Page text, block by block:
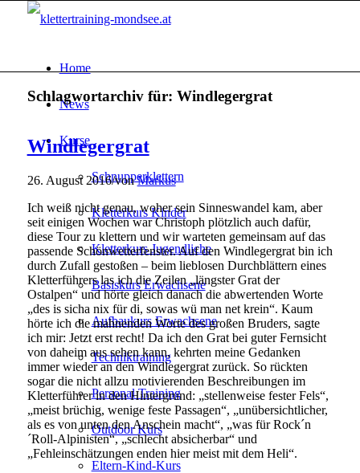
Home
News
Kurse
Schnupperklettern
Kletterkurs Kinder
Kletterkurs Jugendliche
Basiskurs Erwachsene
Aufbaukurs Erwachsene
Techniktraining
Personal Training
Outdoor Kurs
Eltern-Kind-Kurs
Schlagwortarchiv für: Windlegergrat
Windlegergrat
26. August 2016/vonMarkus
Ich weiß nicht genau, woher sein Sinneswandel kam, aber
seit einigen Wochen war Christoph plötzlich auch dafür,
diese Tour zu klettern und wir warteten gemeinsam auf das
passende Schönwetterfenster. Auf den Windlegergrat bin ich
durch Zufall gestoßen – beim lieblosen Durchblättern eines
Kletterführers las ich die Zeilen „längster Grat der
Ostalpen“ und hörte gleich danach die abwertenden Worte
„des is sicha nix für di, sowas wü man net krein“. Kaum
hörte ich die mahnenden Worte des großen Bruders, sagte
ich mir: Jetzt erst recht! Da ich den Grat bei guter Fernsicht
von daheim aus sehen kann, kehrten meine Gedanken
immer wieder an den Windlegergrat zurück. So rückten
sogar die nicht allzu motivierenden Beschreibungen im
Kletterführer in den Hintergrund: „stellenweise fester Fels“,
„meist brüchig, wenige feste Passagen“, „unübersichtlicher,
als es von unten den Anschein macht“, „was für Rock´n
´Roll-Alpinisten“, „schlecht absicherbar“ und
„Fehleinschätzungen enden hier meist mit dem Heli“.